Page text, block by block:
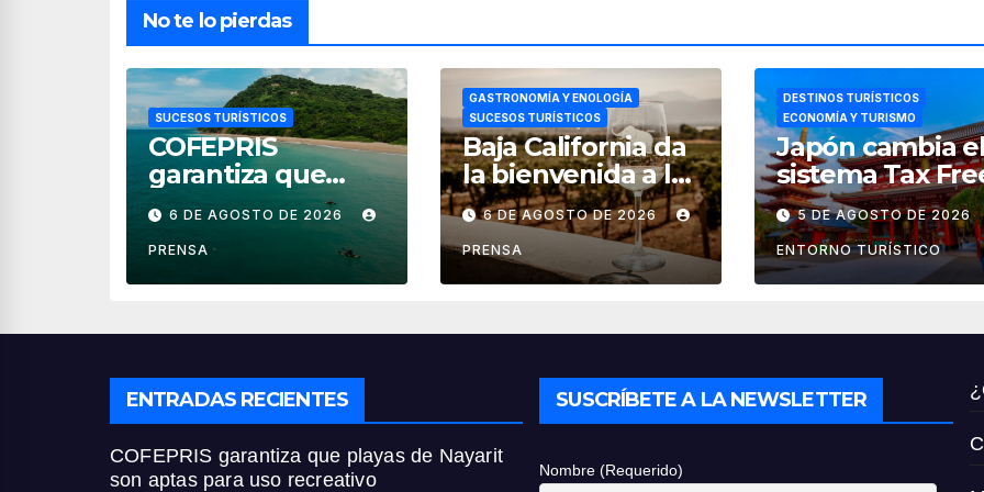
No te lo pierdas
SUCESOS TURÍSTICOS
COFEPRIS
garantiza que
playas de Nayarit
son aptas para
uso recreativo
6 DE AGOSTO DE 2026
PRENSA
GASTRONOMÍA Y ENOLOGÍA
SUCESOS TURÍSTICOS
Baja California da
la bienvenida a las
fiestas de la
vendimia 2026
6 DE AGOSTO DE 2026
PRENSA
DESTINOS TURÍSTICOS
ECONOMÍA Y TURISMO
Japón cambia
sistema Tax
por el de
reembolso de
impuestos
noviembre de
5 DE AGOSTO DE 2026
ENTORNO TURÍSTICO
ENTRADAS RECIENTES
COFEPRIS garantiza que playas de Nayarit
son aptas para uso recreativo
SUSCRÍBETE A LA NEWSLETTER
Nombre (Requerido)